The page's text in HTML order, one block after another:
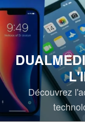
Aller
au
contenu
Découvrez